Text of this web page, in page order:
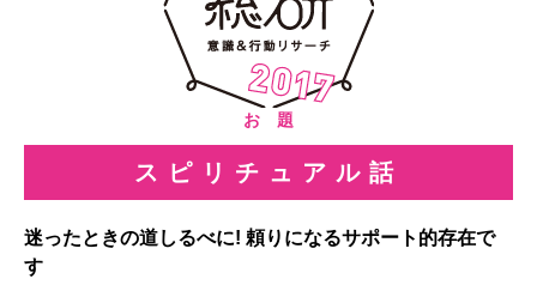
お 題
スピリチュアル話
迷ったときの道しるべに! 頼りになるサポート的存在で
す